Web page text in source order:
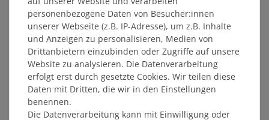
entfernt wurde;
zur Lieferung von Waren, wenn diese nach
der Lieferung aufgrund ihrer Beschaffenheit
untrennbar mit anderen Gütern vermischt
wurden;
zur Lieferung von Ton- oder Videoaufnahmen
oder Computersoftware in einer versiegelten
Packung, wenn die Versiegelung nach der
Lieferung entfernt wurde.
personenbezogene Daten von Besucher:innen
unserer Webseite (z.B. IP-Adresse), um z.B. Inhalte
und Anzeigen zu personalisieren, Medien von
Drittanbietern einzubinden oder Zugriffe auf unsere
Website zu analysieren. Die Datenverarbeitung
erfolgt erst durch gesetzte Cookies. Wir teilen diese
Daten mit Dritten, die wir in den Einstellungen
benennen.
Die Datenverarbeitung kann mit Einwilligung oder